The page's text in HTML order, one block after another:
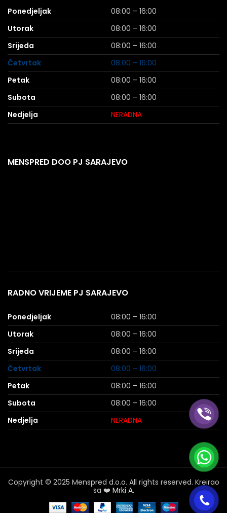
Ponedjeljak
08:00 – 16:00
Utorak
08:00 – 16:00
Srijeda
08:00 – 16:00
Četvrtak
08:00 – 16:00
Petak
08:00 – 16:00
Subota
08:00 – 16:00
Nedjelja
NERADNA
MENSPRED DOO PJ SARAJEVO
RADNO VRIJEME PJ SARAJEVO
Ponedjeljak
08:00 – 16:00
Utorak
08:00 – 16:00
Srijeda
08:00 – 16:00
Četvrtak
08:00 – 16:00
Petak
08:00 – 16:00
Subota
08:00 – 16:00
Nedjelja
NERADNA
Copyright © 2025 Menspred d.o.o. All rights reserved. Kreirao
sa ❤️ Mrki A.